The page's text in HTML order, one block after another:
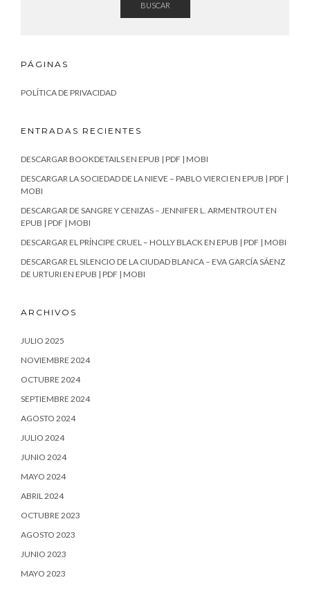
BUSCAR
PÁGINAS
POLÍTICA DE PRIVACIDAD
ENTRADAS RECIENTES
DESCARGAR BOOKDETAILS EN EPUB | PDF | MOBI
DESCARGAR LA SOCIEDAD DE LA NIEVE – PABLO VIERCI EN EPUB | PDF |
MOBI
DESCARGAR DE SANGRE Y CENIZAS – JENNIFER L. ARMENTROUT EN
EPUB | PDF | MOBI
DESCARGAR EL PRÍNCIPE CRUEL – HOLLY BLACK EN EPUB | PDF | MOBI
DESCARGAR EL SILENCIO DE LA CIUDAD BLANCA – EVA GARCÍA SÁENZ
DE URTURI EN EPUB | PDF | MOBI
ARCHIVOS
JULIO 2025
NOVIEMBRE 2024
OCTUBRE 2024
SEPTIEMBRE 2024
AGOSTO 2024
JULIO 2024
JUNIO 2024
MAYO 2024
ABRIL 2024
OCTUBRE 2023
AGOSTO 2023
JUNIO 2023
MAYO 2023